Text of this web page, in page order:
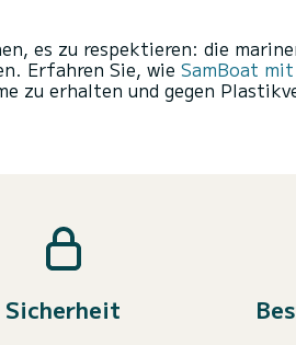
es zu respektieren: die
Erfahren Sie, wie SamBoat
zu erhalten und gegen
Sicherheit